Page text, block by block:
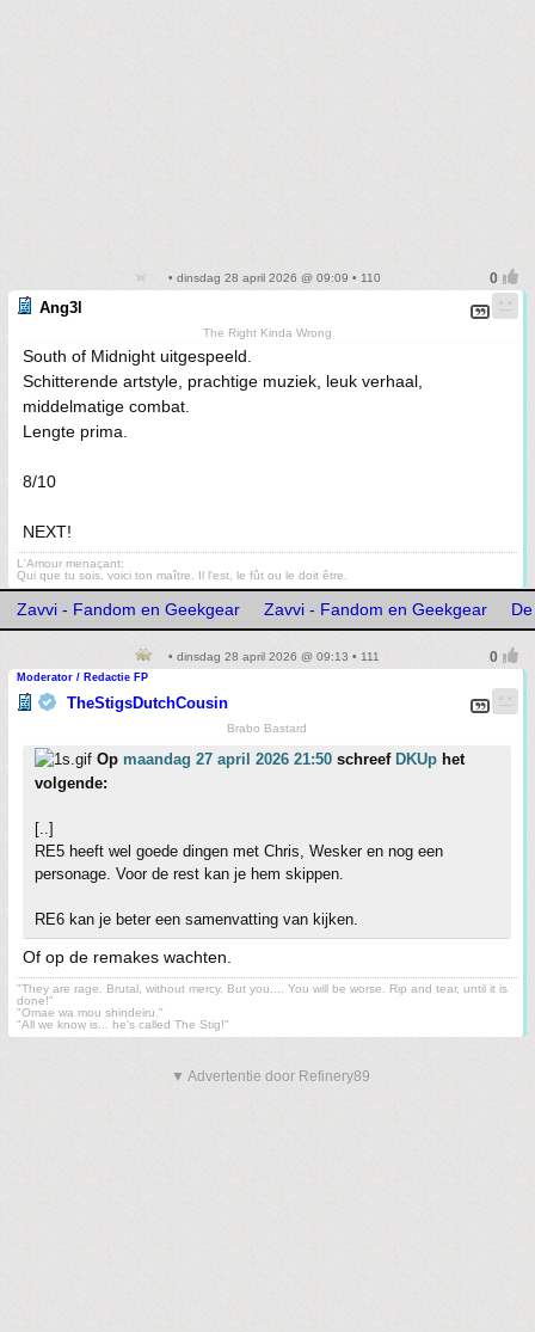
• dinsdag 28 april 2026 @ 09:09 • 110
Ang3l
The Right Kinda Wrong
South of Midnight uitgespeeld.
Schitterende artstyle, prachtige muziek, leuk verhaal,
middelmatige combat.
Lengte prima.
8/10
NEXT!
L'Amour menaçant:
Qui que tu sois, voici ton maître. Il l'est, le fût ou le doit être.
Zavvi - Fandom en Geekgear Zavvi - Fandom en Geekgear
• dinsdag 28 april 2026 @ 09:13 • 111
Moderator / Redactie FP
TheStigsDutchCousin
Brabo Bastard
Op maandag 27 april 2026 21:50 schreef DKUp het
volgende:
[..]
RE5 heeft wel goede dingen met Chris, Wesker en nog een
personage. Voor de rest kan je hem skippen.
RE6 kan je beter een samenvatting van kijken.
Of op de remakes wachten.
"They are rage. Brutal, without mercy. But you.... You will be worse. Rip and tear, until it is
done!"
"Omae wa mou shindeiru."
"All we know is... he's called The Stig!"
▼ Advertentie door Refinery89